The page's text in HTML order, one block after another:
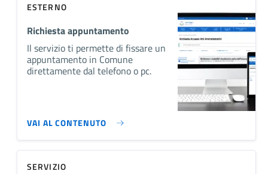
ESTERNO
Richiesta appuntamento
Il servizio ti permette di fissare un
appuntamento in Comune
direttamente dal telefono o pc.
VAI AL CONTENUTO
SERVIZIO